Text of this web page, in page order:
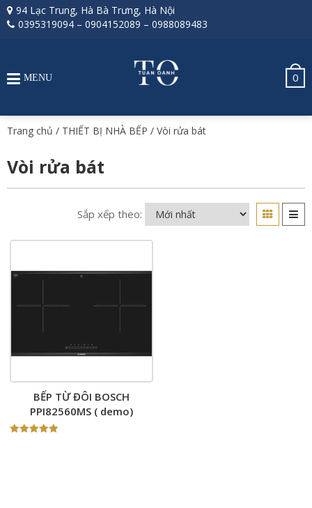
94 Lạc Trung, Hà Bà Trưng, Hà Nội
0395319094 – 0904152089 – 0988089483
0
MENU
Trang chủ / THIẾT BỊ NHÀ BẾP / Vòi rửa bát
Vòi rửa bát
Sắp xếp theo:
BẾP TỪ ĐÔI BOSCH
PPI82560MS ( demo)